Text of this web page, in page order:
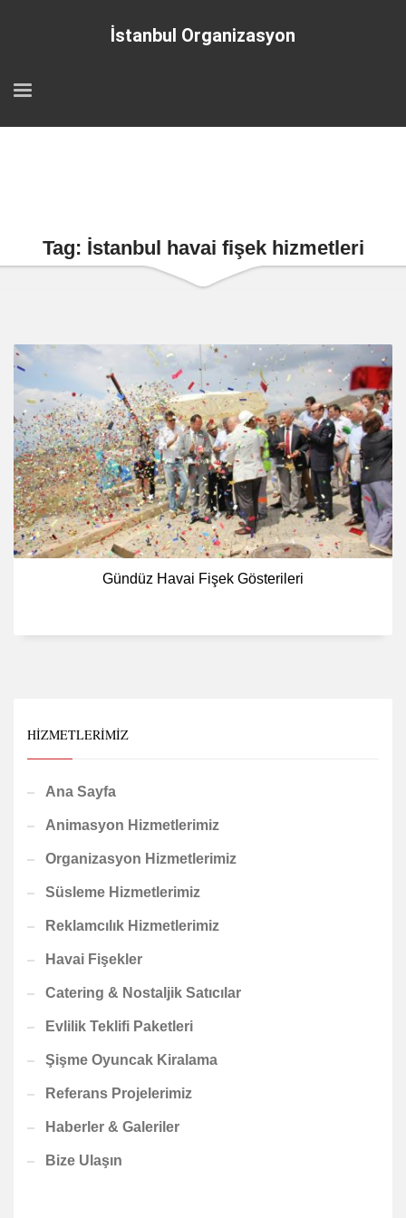
İstanbul Organizasyon
Tag: İstanbul havai fişek hizmetleri
Gündüz Havai Fişek Gösterileri
HIZMETLERIMIZ
Ana Sayfa
Animasyon Hizmetlerimiz
Organizasyon Hizmetlerimiz
Süsleme Hizmetlerimiz
Reklamcılık Hizmetlerimiz
Havai Fişekler
Catering & Nostaljik Satıcılar
Evlilik Teklifi Paketleri
Şişme Oyuncak Kiralama
Referans Projelerimiz
Haberler & Galeriler
Bize Ulaşın